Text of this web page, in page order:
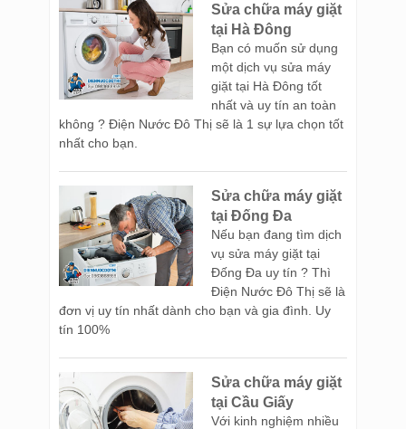
Sửa chữa máy giặt
tại Hà Đông
Bạn có muốn sử dụng
một dịch vụ sửa máy
giặt tại Hà Đông tốt
nhất và uy tín an toàn
không ? Điện Nước Đô Thị sẽ là 1 sự lựa chọn tốt
nhất cho bạn.
Sửa chữa máy giặt
tại Đống Đa
Nếu bạn đang tìm dịch
vụ sửa máy giặt tại
Đống Đa uy tín ? Thì
Điện Nước Đô Thị sẽ là
đơn vị uy tín nhất dành cho bạn và gia đình. Uy
tín 100%
Sửa chữa máy giặt
tại Cầu Giấy
Với kinh nghiệm nhiều